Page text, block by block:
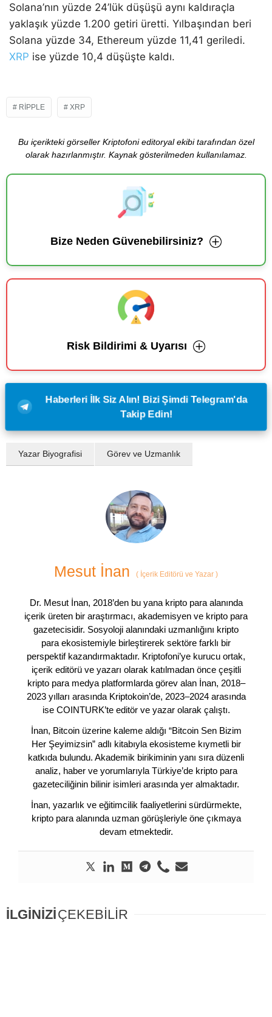
Solana’nın yüzde 24’lük düşüşü aynı kaldıraçla
yaklaşık yüzde 1.200 getiri üretti. Yılbaşından beri
Solana yüzde 34, Ethereum yüzde 11,41 geriledi.
XRP ise yüzde 10,4 düşüşte kaldı.
RIPPLE XRP
Bu içerikteki görseller Kriptofoni editoryal ekibi tarafından özel
olarak hazırlanmıştır. Kaynak gösterilmeden kullanılamaz.
Bize Neden Güvenebilirsiniz?
Risk Bildirimi & Uyarısı
Haberleri İlk Siz Alın! Bizi Şimdi Telegram'da
Takip Edin!
Yazar Biyografisi Görev ve Uzmanlık
Mesut İnan ( İçerik Editörü ve Yazar )
Dr. Mesut İnan, 2018’den bu yana kripto para alanında
içerik üreten bir araştırmacı, akademisyen ve kripto para
gazetecisidir. Sosyoloji alanındaki uzmanlığını kripto
para ekosistemiyle birleştirerek sektöre farklı bir
perspektif kazandırmaktadır. Kriptofoni’ye kurucu ortak,
içerik editörü ve yazarı olarak katılmadan önce çeşitli
kripto para medya platformlarda görev alan İnan, 2018–
2023 yılları arasında Kriptokoin’de, 2023–2024 arasında
ise COINTURK’te editör ve yazar olarak çalıştı.
İnan, Bitcoin üzerine kaleme aldığı “Bitcoin Sen Bizim
Her Şeyimizsin” adlı kitabıyla ekosisteme kıymetli bir
katkıda bulundu. Akademik birikiminin yanı sıra düzenli
analiz, haber ve yorumlarıyla Türkiye’de kripto para
gazeteciliğinin bilinir isimleri arasında yer almaktadır.
İnan, yazarlık ve eğitimcilik faaliyetlerini sürdürmekte,
kripto para alanında uzman görüşleriyle öne çıkmaya
devam etmektedir.
İLGİNİZİÇEKEBİLİR